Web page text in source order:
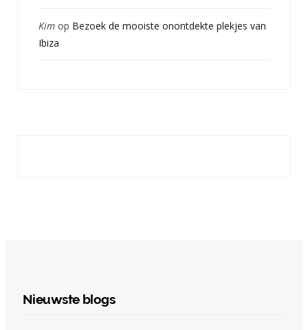
Kim op Bezoek de mooiste onontdekte plekjes van
Ibiza
Nieuwste blogs